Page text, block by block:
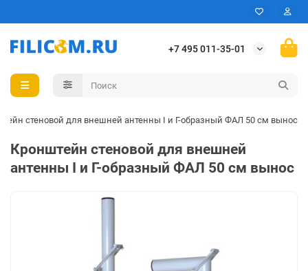
+7 495 011-35-01
стеновой для внешней антенны I и Г-образный ФАЛ 50 см вынос
Кронштейн стеновой для внешней
антенны I и Г-образный ФАЛ 50 см вынос